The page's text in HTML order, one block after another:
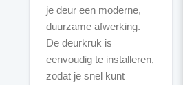
je deur een moderne,
duurzame afwerking.
De deurkruk is
eenvoudig te installeren,
zodat je snel kunt